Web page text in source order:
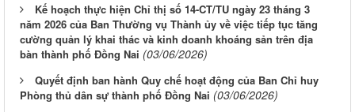
Kế hoạch thực hiện Chỉ thị số 14-CT/TU ngày 23 tháng 3
năm 2026 của Ban Thường vụ Thành ủy về việc tiếp tục tăng
cường quản lý khai thác và kinh doanh khoáng sản trên địa
bàn thành phố Đồng Nai (03/06/2026)
Quyết định ban hành Quy chế hoạt động của Ban Chỉ huy
Phòng thủ dân sự thành phố Đồng Nai (03/06/2026)